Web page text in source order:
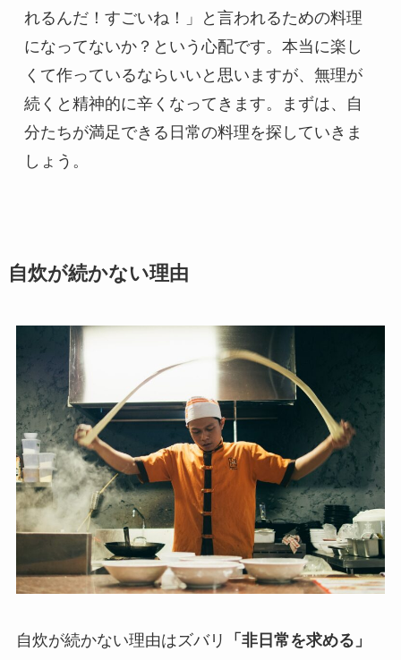
れるんだ！すごいね！」と言われるための料理
になってないか？という心配です。本当に楽し
くて作っているならいいと思いますが、無理が
続くと精神的に辛くなってきます。まずは、自
分たちが満足できる日常の料理を探していきま
しょう。
自炊が続かない理由
自炊が続かない理由はズバリ 「非日常を求める」